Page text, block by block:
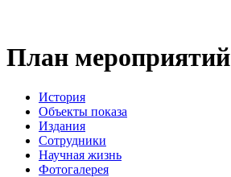
План мероприятий
История
Объекты показа
Издания
Сотрудники
Научная жизнь
Фотогалерея